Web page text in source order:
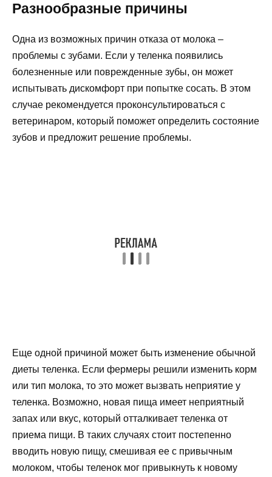
Разнообразные причины
Одна из возможных причин отказа от молока –
проблемы с зубами. Если у теленка появились
болезненные или поврежденные зубы, он может
испытывать дискомфорт при попытке сосать. В этом
случае рекомендуется проконсультироваться с
ветеринаром, который поможет определить состояние
зубов и предложит решение проблемы.
Еще одной причиной может быть изменение обычной
диеты теленка. Если фермеры решили изменить корм
или тип молока, то это может вызвать неприятие у
теленка. Возможно, новая пища имеет неприятный
запах или вкус, который отталкивает теленка от
приема пищи. В таких случаях стоит постепенно
вводить новую пищу, смешивая ее с привычным
молоком, чтобы теленок мог привыкнуть к новому